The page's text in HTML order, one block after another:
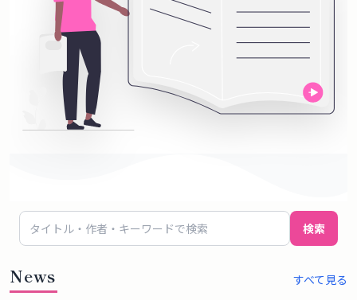
概
ロ
グ
ン
検索
News すべて見る